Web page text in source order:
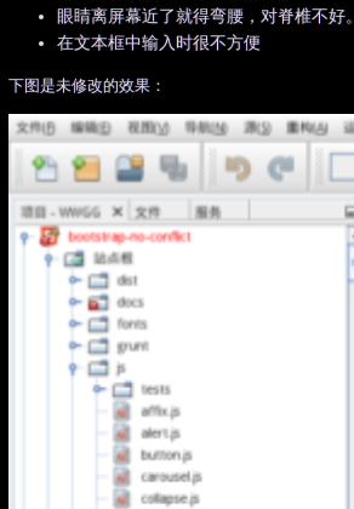
眼睛离屏幕近了就得弯腰，对脊椎不好。
在文本框中输入时很不方便
下图是未修改的效果：